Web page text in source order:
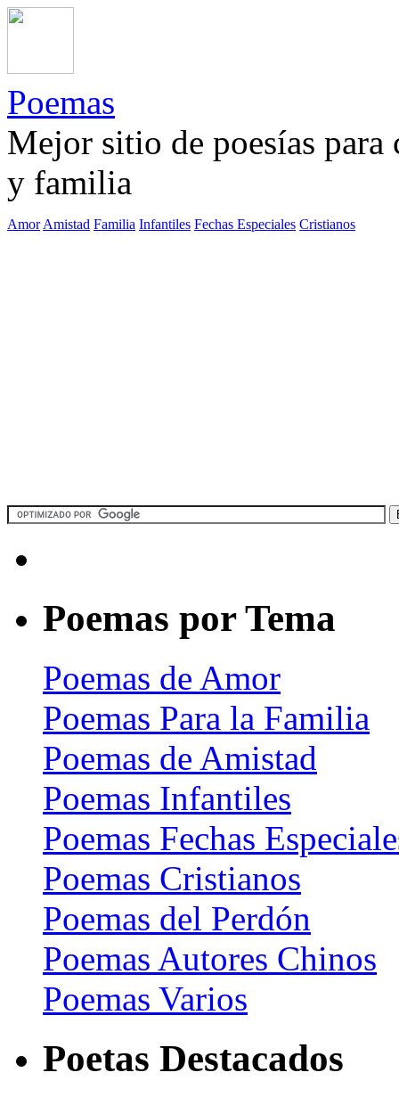
Poemas
Mejor sitio de poesías
y familia
Amor Amistad Familia Infantiles Fechas Especiales Cristianos
Poemas por Tema
Poemas de Amor
Poemas Para la Familia
Poemas de Amistad
Poemas Infantiles
Poemas Fechas
Poemas Cristianos
Poemas del Perdón
Poemas Autores Chinos
Poemas Varios
Poetas Destacados